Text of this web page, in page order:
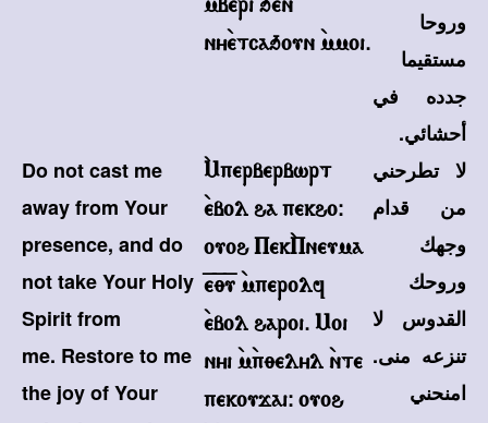
`mberi qen
ny`etcaqoun `mmoi.
وروحا
مستقيما
جدده في
أحشائي.
Do not cast me
away from Your
presence, and do
not take Your Holy
Spirit from
me. Restore to me
the joy of Your
`Mperberbwrt
`ebol ha pekho@
ouoh Pek`Pneuma
=e=;=u `mperolf
`ebol haroi. Moi
nyi `m`p;elyl `nte
pekoujai@ ouoh
لا تطرحني
من قدام
وجهك
وروحك
القدوس لا
تنزعه منى.
امنحني